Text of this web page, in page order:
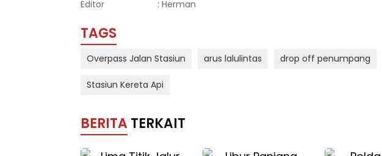
Editor : Herman
TAGS
Overpass Jalan Stasiun arus lalulintas drop off penumpang
Stasiun Kereta Api
BERITA TERKAIT